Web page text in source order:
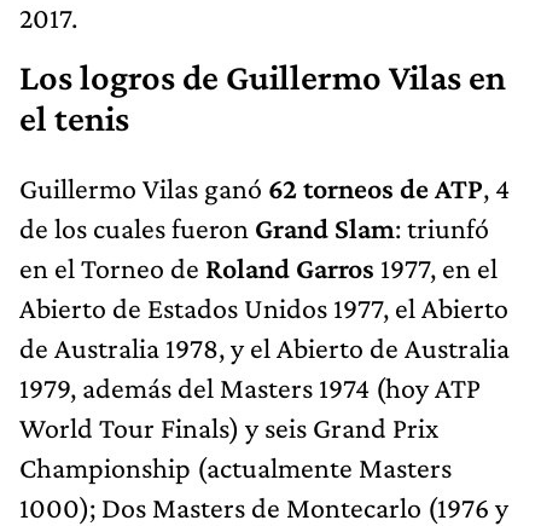
2017.
Los logros de Guillermo Vilas en
el tenis
Guillermo Vilas ganó 62 torneos de ATP, 4
de los cuales fueron Grand Slam: triunfó
en el Torneo de Roland Garros 1977, en el
Abierto de Estados Unidos 1977, el Abierto
de Australia 1978, y el Abierto de Australia
1979, además del Masters 1974 (hoy ATP
World Tour Finals) y seis Grand Prix
Championship (actualmente Masters
1000); Dos Masters de Montecarlo (1976 y